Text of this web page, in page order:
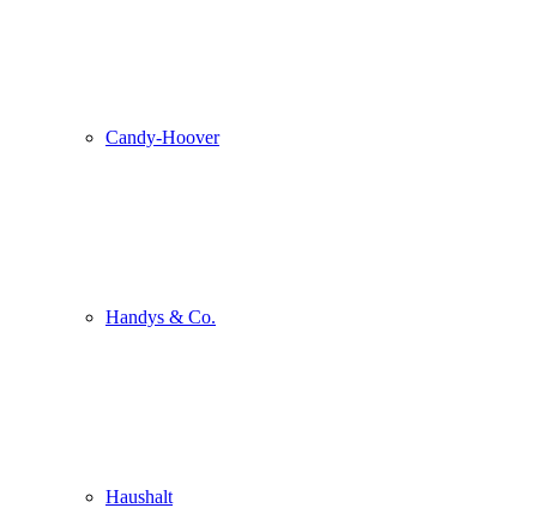
Candy-Hoover
Handys & Co.
Haushalt